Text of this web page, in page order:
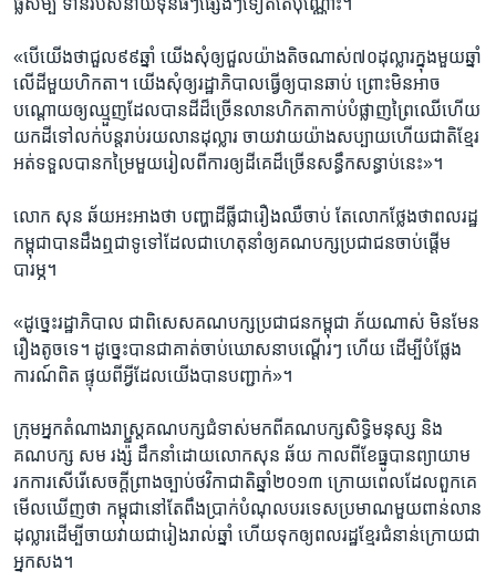
«បើ​យើង​ថា​ជួល​៩៩ឆ្នាំ​ យើង​សុំឲ្យ​ជួល​យ៉ាងតិច​ណាស់​៧០ដុល្លារ​ក្នុង​មួយ​ឆ្នាំ​
លើ​ដីមួយ​ហិកតា។​ យើងសុំ​ឲ្យរដ្ឋាភិបាល​ធ្វើឲ្យ​បាន​ឆាប់ ​ព្រោះ​មិនអាច​
បណ្តោយ​ឲ្យ​ឈ្មួញ​ដែល​បាន​ដី​ដ៏ច្រើន​លាន​ហិកតា​កាប់​បំផ្លាញ​ព្រៃឈើ​ហើយ​
យកដី​ទៅ​លក់​បន្តរាប់រយ​លាន​ដុល្លារ ​ចាយវាយ​យ៉ាង​សប្បាយ​ហើយ​ជាតិខ្មែរ​
អត់ទទួល​បាន​កម្រៃ​មួយរៀល​ពីការ​ឲ្យ​ដីគេ​ដ៏​ច្រើន​សន្ធឹក​សន្ធាប់​នេះ»។​
លោក ​សុន ឆ័យ​អះអាង​ថា​ បញ្ហា​ដីធ្លី​ជា​រឿង​ឈឺចាប់​ តែ​លោក​ថ្លែងថា​ពលរដ្ឋ​
កម្ពុជា​បាន​ដឹង​ឮ​ជាទូទៅ​ដែល​ជា​ហេតុនាំ​ឲ្យ​គណបក្ស​ប្រជាជន​ចាប់​ផ្តើម​
បារម្ភ។
«ដូច្នេះ​រដ្ឋាភិបាល​ ជាពិសេស​គណបក្ស​ប្រជាជន​កម្ពុជា​ ភ័យណាស់​ មិន​មែន​
រឿង​តូចទេ។​ ដូច្នេះ​បាន​ជា​គាត់ចាប់​ឃោសនា​បណ្តើរៗ​ ហើយ​ ដើម្បី​បំផ្លែង​
ការណ៍​ពិត ​ផ្ទុយពីអ្វី​ដែលយើង​បាន​បញ្ជាក់»។​
ក្រុមអ្នក​តំណាងរាស្ត្រ​គណបក្សជំទាស់​មកពី​គណបក្ស​សិទ្ធិមនុស្ស​ និង​
គណបក្ស ​សម រង្ស៉ី​ ដឹកនាំ​ដោយលោក​សុន ឆ័យ​ កាលពី​ខែធ្នូ​បាន​ព្យាយាម​
រក​ការ​សើរើ​សេចក្តី​ព្រាងច្បាប់​ថវិកា​ជាតិ​ឆ្នាំ​២០១៣​ ក្រោយពេល​ដែល​ពួកគេ​
មើល​ឃើញ​ថា ​កម្ពុជា​នៅតែ​ពឹង​ប្រាក់​បំណុល​បរទេស​ប្រមាណ​មួយ​ពាន់លាន​
ដុល្លារ​ដើម្បីចាយ​វាយ​ជារៀង​រាល់ឆ្នាំ ​ហើយទុក​ឲ្យពល​រដ្ឋខ្មែរ​ជំនាន់ក្រោយ​ជា
អ្នកសង។ ​